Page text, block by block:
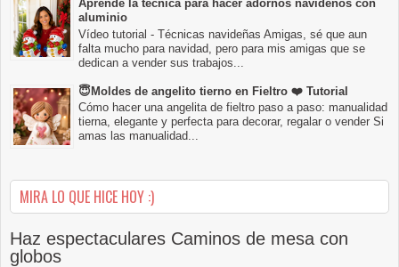
Aprende la técnica para hacer adornos navideños con
aluminio
Vídeo tutorial - Técnicas navideñas Amigas, sé que aun
falta mucho para navidad, pero para mis amigas que se
dedican a vender sus trabajos...
😇Moldes de angelito tierno en Fieltro ❤️ Tutorial
Cómo hacer una angelita de fieltro paso a paso: manualidad
tierna, elegante y perfecta para decorar, regalar o vender Si
amas las manualidad...
MIRA LO QUE HICE HOY :)
Haz espectaculares Caminos de mesa con
globos